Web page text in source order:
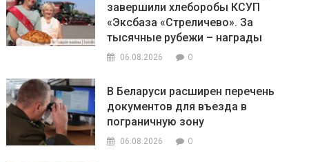
завершили хлеборобы КСУП
«Эксбаза «Стреличево». За
тысячные рубежи – награды
06.08.2026 0
В Беларуси расширен перечень
документов для въезда в
пограничную зону
06.08.2026 0